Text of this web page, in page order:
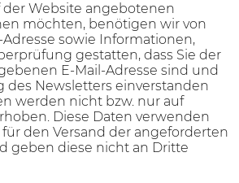
der Website angebotenen
möchten, benötigen wir von
Adresse sowie Informationen,
gestatten, dass Sie der
E-Mail-Adresse sind und
des Newsletters einverstanden
werden nicht bzw. nur auf
Diese Daten verwenden
den Versand der angeforderten
geben diese nicht an Dritte